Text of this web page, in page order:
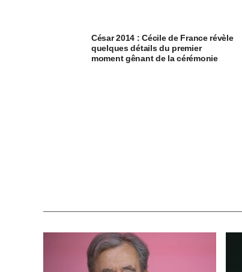
César 2014 : Cécile de France révèle
quelques détails du premier
moment gênant de la cérémonie